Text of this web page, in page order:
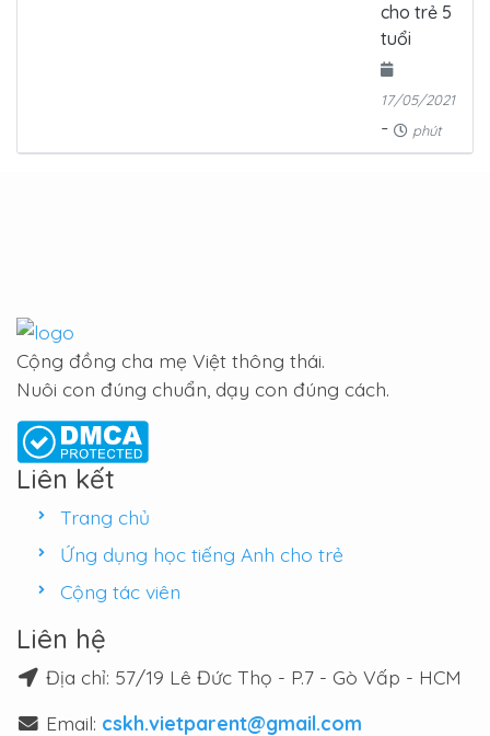
cho trẻ 5
tuổi
17/05/2021
- phút
Cộng đồng cha mẹ Việt thông thái.
Nuôi con đúng chuẩn, dạy con đúng cách.
Liên kết
Trang chủ
Ứng dụng học tiếng Anh cho trẻ
Cộng tác viên
Liên hệ
Địa chỉ: 57/19 Lê Đức Thọ - P.7 - Gò Vấp - HCM
Email: cskh.vietparent@gmail.com